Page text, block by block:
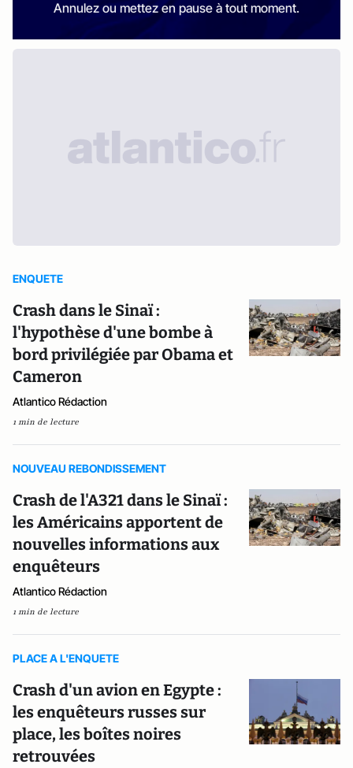
Annulez ou mettez en pause à tout moment.
ENQUETE
Crash dans le Sinaï :
l'hypothèse d'une bombe à
bord privilégiée par Obama et
Cameron
Atlantico Rédaction
1 min de lecture
NOUVEAU REBONDISSEMENT
Crash de l'A321 dans le Sinaï :
les Américains apportent de
nouvelles informations aux
enquêteurs
Atlantico Rédaction
1 min de lecture
PLACE A L'ENQUETE
Crash d'un avion en Egypte :
les enquêteurs russes sur
place, les boîtes noires
retrouvées